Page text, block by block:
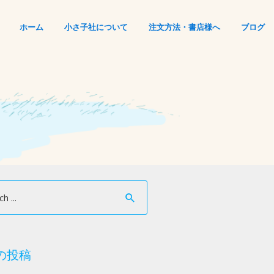
ホーム 小さ子社について 注文方法・書店様へ ブログ
投稿